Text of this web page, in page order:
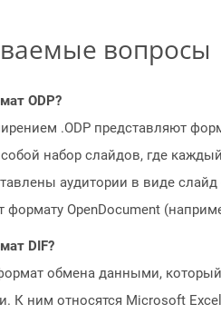
вопросы
ODP?
.ODP представляют
собой набор слайдов, где
аудитории в виде
формату OpenDocument
DIF?
обмена данными,
К ним относятся Microsoft